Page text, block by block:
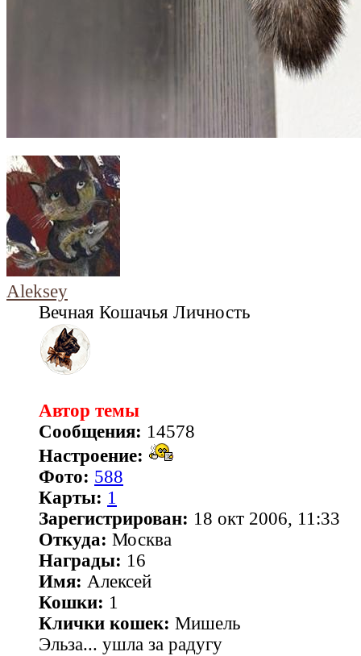
Aleksey
Вечная Кошачья Личность
Автор темы
Сообщения: 14578
Настроение:
Фото: 588
Карты: 1
Зарегистрирован: 18 окт 2006, 11:33
Откуда: Москва
Награды: 16
Имя: Алексей
Кошки: 1
Клички кошек: Мишель
Эльза... ушла за радугу